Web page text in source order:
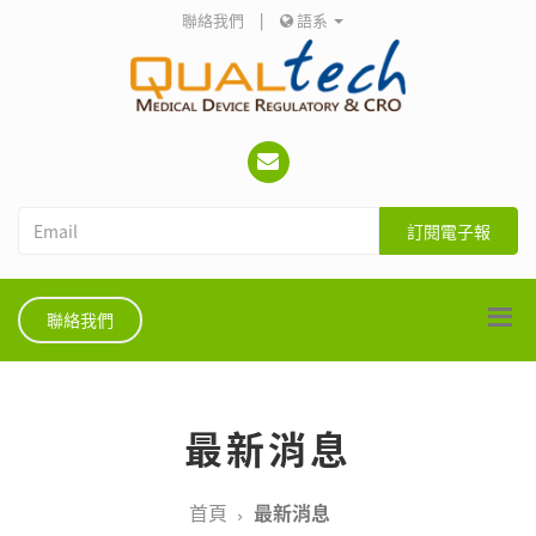
聯絡我們 | 語系
訂閱電子報
聯絡我們
最新消息
首頁 最新消息